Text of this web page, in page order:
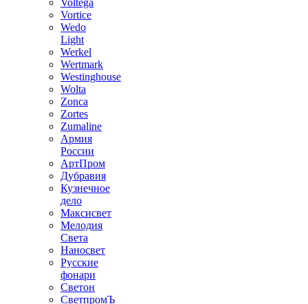
Voltega
Vortice
Wedo
Light
Werkel
Wertmark
Westinghouse
Wolta
Zonca
Zortes
Zumaline
Армия
России
АртПром
Дубравия
Кузнечное
дело
Максисвет
Мелодия
Света
Наносвет
Русские
фонари
Светон
СветпромЪ